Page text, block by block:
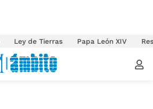
Ley de Tierras Papa León XIV